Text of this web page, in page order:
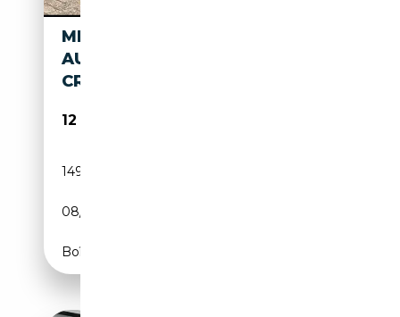
MERCEDES-BENZ SLK 300
AUTOMAAT, COMMAND,
CRUISE, LEDEREN BEKLEDING
12 995€
149 166 km
08/2009
Boîte automatique